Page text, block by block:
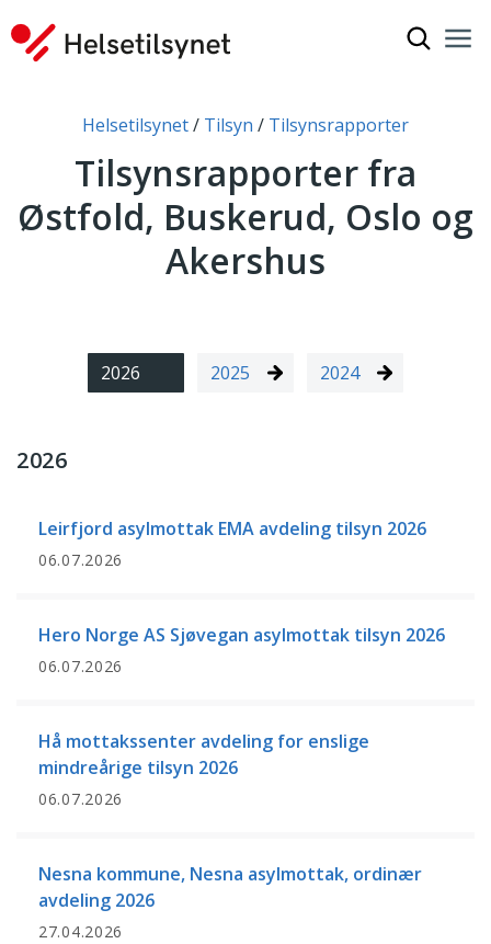
Du er her:Helsetilsynet Tilsyn Tilsynsrapporter
Tilsynsrapporter fra
Østfold, Buskerud, Oslo og
Akershus
2026 2025 2024
2026
Leirfjord asylmottak EMA avdeling tilsyn 2026
06.07.2026
Hero Norge AS Sjøvegan asylmottak tilsyn 2026
06.07.2026
Hå mottakssenter avdeling for enslige
mindreårige tilsyn 2026
06.07.2026
Nesna kommune, Nesna asylmottak, ordinær
avdeling 2026
27.04.2026